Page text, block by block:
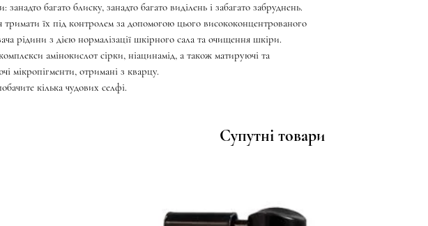
Супутні товари
занадто багато блиску, занадто багато виділень і забагато забруднень.
тримати їх під контролем за допомогою цього висококонцентрованого
рідини з дією нормалізації шкірного сала та очищення шкіри.
амінокислот сірки, ніацинамід, а також матируючі та
мікропігменти, отримані з кварцу.
кілька чудових селфі.